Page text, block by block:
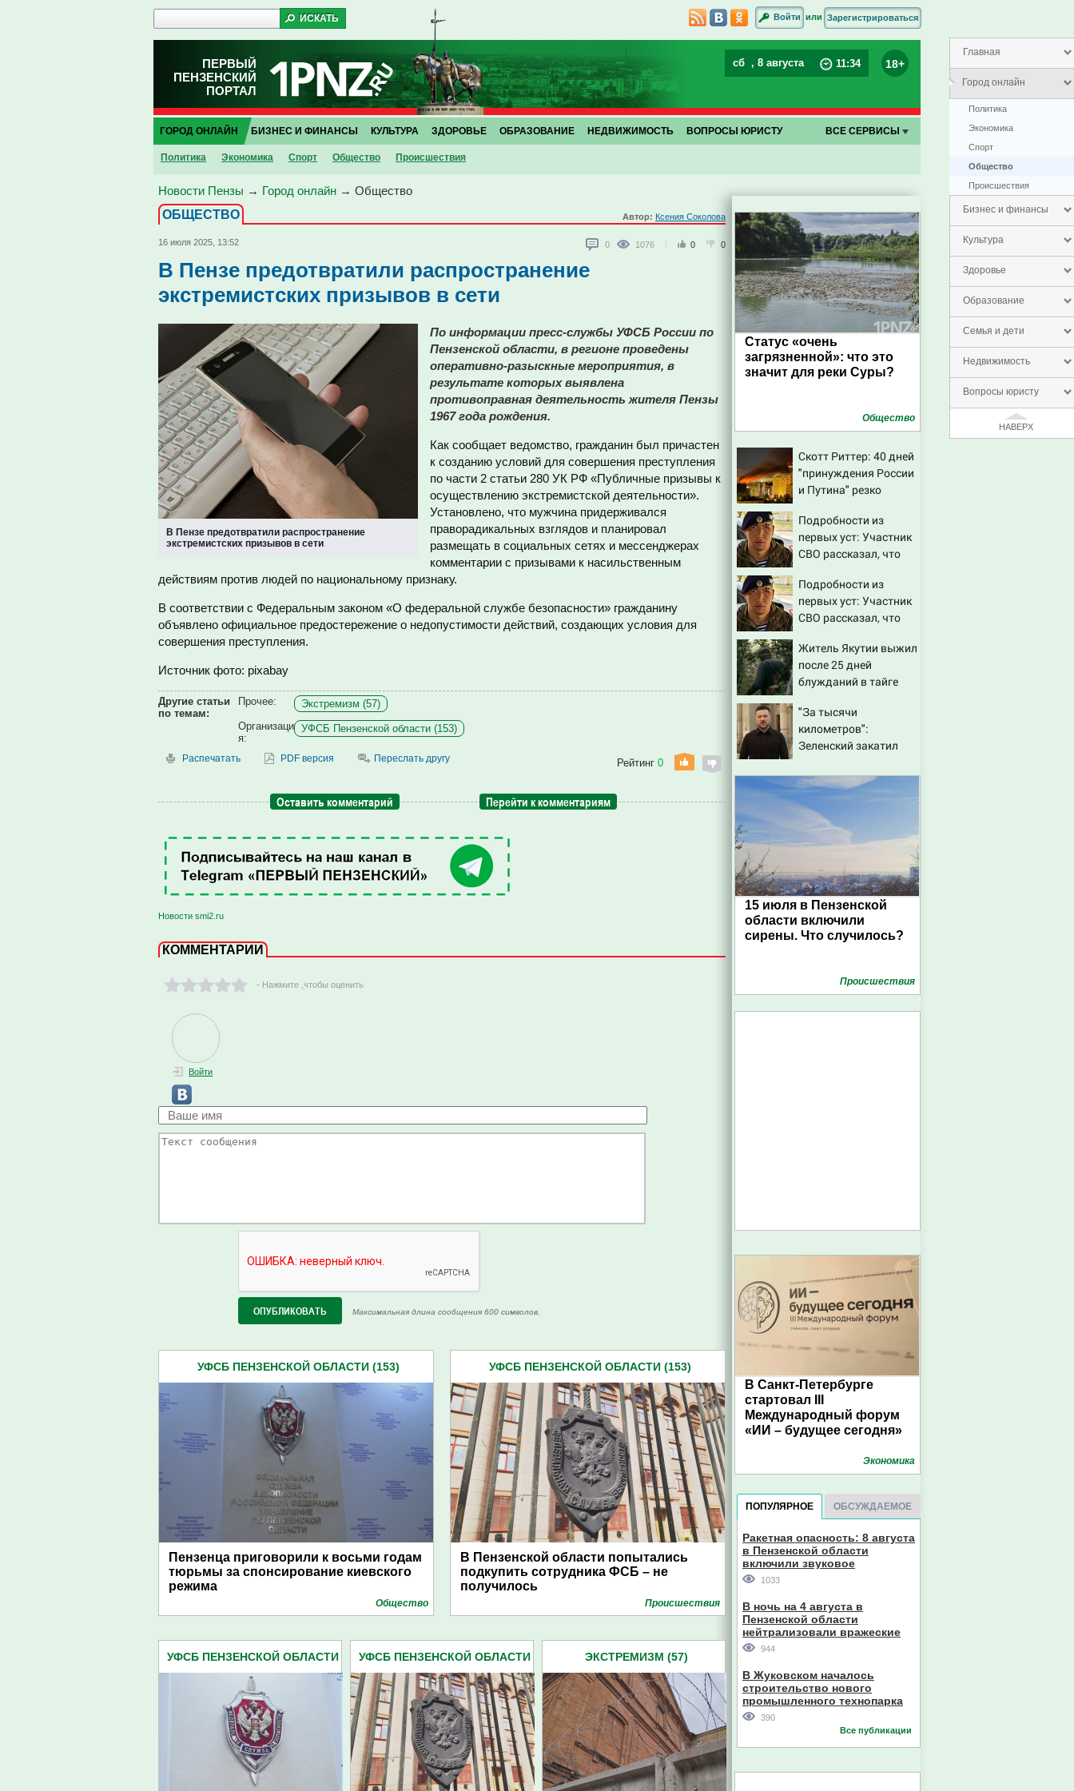
Главная
Город онлайн
Политика
Экономика
Спорт
Общество
Проиcшествия
Бизнес и финансы
Культура
Здоровье
Образование
Семья и дети
Недвижимость
Вопросы юристу
НАВЕРХ
Войти или Зарегистрироваться
ПЕРВЫЙ
ПЕНЗЕНСКИЙ
ПОРТАЛ
сб , 8 августа 11:34 18+
ГОРОД ОНЛАЙН
Политика Экономика Спорт Общество Проиcшествия
БИЗНЕС И ФИНАНСЫ КУЛЬТУРА ЗДОРОВЬЕ ОБРАЗОВАНИЕ НЕДВИЖИМОСТЬ ВОПРОСЫ ЮРИСТУ ВСЕ СЕРВИСЫ
Новости Пензы → Город онлайн → Общество
ОБЩЕСТВО
Автор: Ксения Соколова
16 июля 2025, 13:52 0 1076 0 0
В Пензе предотвратили распространение
экстремистских призывов в сети
В Пензе предотвратили распространение
экстремистских призывов в сети
По информации пресс-службы УФСБ России по
Пензенской области, в регионе проведены
оперативно-разыскные мероприятия, в
результате которых выявлена
противоправная деятельность жителя Пензы
1967 года рождения.
Как сообщает ведомство, гражданин был причастен
к созданию условий для совершения преступления
по части 2 статьи 280 УК РФ «Публичные призывы к
осуществлению экстремистской деятельности».
Установлено, что мужчина придерживался
праворадикальных взглядов и планировал
размещать в социальных сетях и мессенджерах
комментарии с призывами к насильственным
действиям против людей по национальному признаку.
В соответствии с Федеральным законом «О федеральной службе безопасности» гражданину
объявлено официальное предостережение о недопустимости действий, создающих условия для
совершения преступления.
Источник фото: pixabay
Другие статьи
по темам:
Прочее:
Экстремизм (57)
Организаци
я:
УФСБ Пензенской области (153)
Распечатать PDF версия Переслать другу Рейтинг 0
Оставить комментарий Перейти к комментариям
Новости smi2.ru
КОММЕНТАРИИ
- Нажмите ,чтобы оценить
Войти
Максимальная длина сообщения 600 символов.
УФСБ ПЕНЗЕНСКОЙ ОБЛАСТИ (153)
Пензенца приговорили к восьми годам
тюрьмы за спонсирование киевского
режима
Общество
УФСБ ПЕНЗЕНСКОЙ ОБЛАСТИ (153)
В Пензенской области попытались
подкупить сотрудника ФСБ – не
получилось
Проиcшествия
УФСБ ПЕНЗЕНСКОЙ ОБЛАСТИ
УФСБ ПЕНЗЕНСКОЙ ОБЛАСТИ
ЭКСТРЕМИЗМ (57)
Статус «очень
загрязненной»: что это
значит для реки Суры?
Общество
Скотт Риттер: 40 дней
"принуждения России
и Путина" резко
режима Зеленского
Подробности из
первых уст: Участник
СВО рассказал, что
медведем
Подробности из
первых уст: Участник
СВО рассказал, что
медведем
Житель Якутии выжил
после 25 дней
блужданий в тайге
"За тысячи
километров":
Зеленский закатил
после ночного удара
15 июля в Пензенской
области включили
сирены. Что случилось?
Проиcшествия
В Санкт-Петербурге
стартовал III
Международный форум
«ИИ – будущее сегодня»
Экономика
ПОПУЛЯРНОЕ ОБСУЖДАЕМОЕ
Ракетная опасность: 8 августа
в Пензенской области
включили звуковое
оповещение
1033
В ночь на 4 августа в
Пензенской области
нейтрализовали вражеские
дроны
944
В Жуковском началось
строительство нового
промышленного технопарка
390
Все публикации